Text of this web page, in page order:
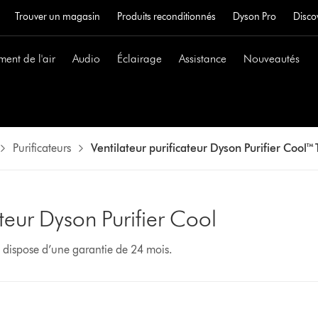
Trouver un magasin Produits reconditionnés Dyson Pro
de l'air Audio Éclairage Assistance Nouveautés
Purificateurs
Ventilateur purificateur Dyson Purifier Cool™
Dyson Purifier Cool
d’une garantie de 24 mois.